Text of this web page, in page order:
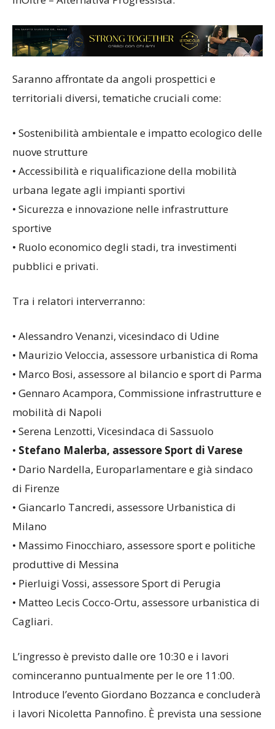
InOltre – Alternativa Progressista.
Saranno affrontate da angoli prospettici e
• Sostenibilità ambientale e impatto ecologico delle
nuove strutture
• Accessibilità e riqualificazione della mobilità
urbana legate agli impianti sportivi
• Sicurezza e innovazione nelle infrastrutture
sportive
• Ruolo economico degli stadi, tra investimenti
• Alessandro Venanzi, vicesindaco di Udine
• Maurizio Veloccia, assessore urbanistica di Roma
• Marco Bosi, assessore al bilancio e sport di Parma
• Gennaro Acampora, Commissione infrastrutture e
mobilità di Napoli
• Serena Lenzotti, Vicesindaca di Sassuolo
• Stefano Malerba, assessore Sport di Varese
• Dario Nardella, Europarlamentare e già sindaco
di Firenze
• Giancarlo Tancredi, assessore Urbanistica di
Milano
• Massimo Finocchiaro, assessore sport e politiche
produttive di Messina
• Pierluigi Vossi, assessore Sport di Perugia
• Matteo Lecis Cocco-Ortu, assessore urbanistica di
L’ingresso è previsto dalle ore 10:30 e i lavori
cominceranno puntualmente per le ore 11:00.
Introduce l’evento Giordano Bozzanca e concluderà